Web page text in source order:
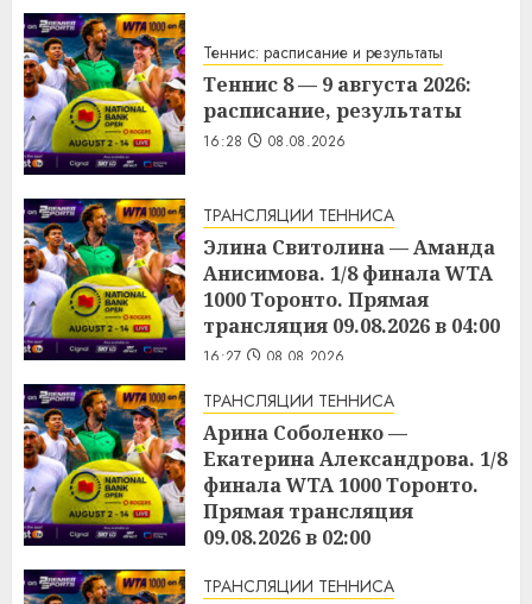
Теннис: расписание и результаты
Теннис 8 — 9 августа 2026:
расписание, результаты
16:28 08.08.2026
ТРАНСЛЯЦИИ ТЕННИСА
Элина Свитолина — Аманда
Анисимова. 1/8 финала WTA
1000 Торонто. Прямая
трансляция 09.08.2026 в 04:00
16:27 08.08.2026
ТРАНСЛЯЦИИ ТЕННИСА
Арина Соболенко —
Екатерина Александрова. 1/8
финала WTA 1000 Торонто.
Прямая трансляция
09.08.2026 в 02:00
ТРАНСЛЯЦИИ ТЕННИСА